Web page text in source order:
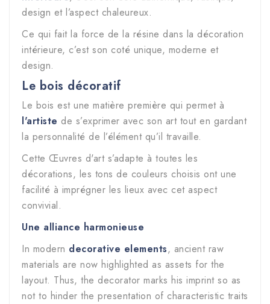
design et l’aspect chaleureux.
Ce qui fait la force de la résine dans la décoration
intérieure, c’est son coté unique, moderne et
design.
Le bois décoratif
Le bois est une matière première qui permet à
l'artiste de s’exprimer avec son art tout en gardant
la personnalité de l’élément qu’il travaille.
Cette Œuvres d'arts’adapte à toutes les
décorations, les tons de couleurs choisis ont une
facilité à imprégner les lieux avec cet aspect
convivial.
Une alliance harmonieuse
In modern decorative elements, ancient raw
materials are now highlighted as assets for the
layout. Thus, the decorator marks his imprint so as
not to hinder the presentation of characteristic traits